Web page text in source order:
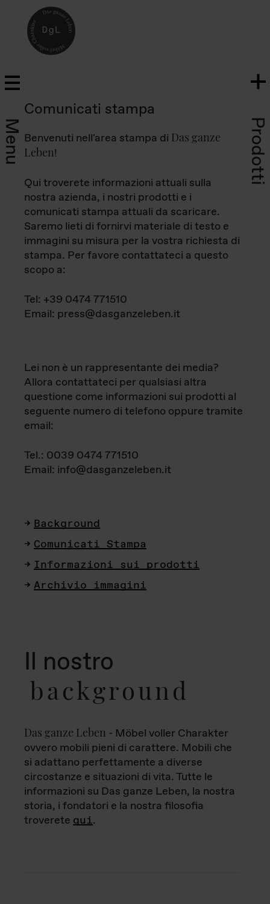
Menu Prodotti
Comunicati stampa
Benvenuti nell'area stampa di Das ganze
Leben!
Qui troverete informazioni attuali sulla
nostra azienda, i nostri prodotti e i
comunicati stampa attuali da scaricare.
Saremo lieti di fornirvi materiale di testo e
immagini su misura per la vostra richiesta di
stampa. Per favore contattateci a questo
scopo a:
Tel: +39 0474 771510
Email: press@dasganzeleben.it
Lei non è un rappresentante dei media?
Allora contattateci per qualsiasi altra
questione come informazioni sui prodotti al
seguente numero di telefono oppure tramite
email:
Tel.: 0039 0474 771510
Email: info@dasganzeleben.it
Background
Comunicati Stampa
Informazioni sui prodotti
Archivio immagini
Il nostro
background
Das ganze Leben - Möbel voller Charakter
ovvero mobili pieni di carattere. Mobili che
si adattano perfettamente a diverse
circostanze e situazioni di vita. Tutte le
informazioni su Das ganze Leben, la nostra
storia, i fondatori e la nostra filosofia
troverete qui.